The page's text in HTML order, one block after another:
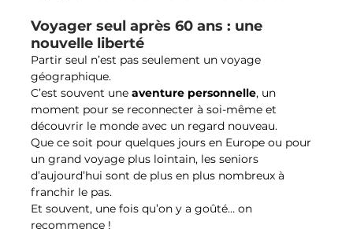
Voyager seul après 60 ans : une
nouvelle liberté
Partir seul n’est pas seulement un voyage
géographique.
C’est souvent une aventure personnelle, un
moment pour se reconnecter à soi-même et
découvrir le monde avec un regard nouveau.
Que ce soit pour quelques jours en Europe ou pour
un grand voyage plus lointain, les seniors
d’aujourd’hui sont de plus en plus nombreux à
franchir le pas.
Et souvent, une fois qu’on y a goûté… on
recommence !